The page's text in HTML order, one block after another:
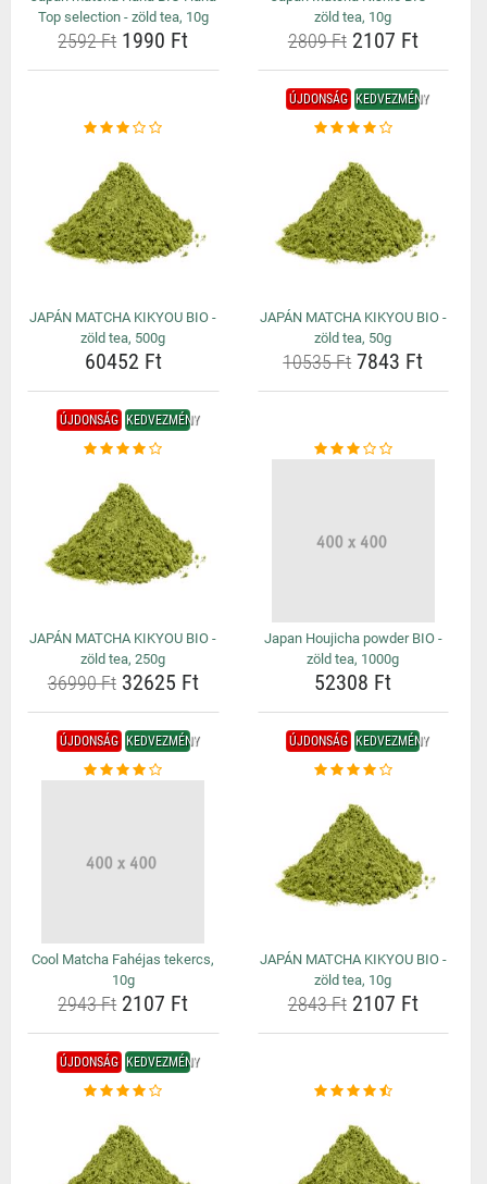
Top selection - zöld tea, 10g
2592 Ft1990 Ft
zöld tea, 10g
2809 Ft2107 Ft
JAPÁN MATCHA KIKYOU BIO -
zöld tea, 500g
60452 Ft
ÚJDONSÁG KEDVEZMÉNY
JAPÁN MATCHA KIKYOU BIO -
zöld tea, 50g
10535 Ft7843 Ft
ÚJDONSÁG KEDVEZMÉNY
JAPÁN MATCHA KIKYOU BIO -
zöld tea, 250g
36990 Ft32625 Ft
Japan Houjicha powder BIO -
zöld tea, 1000g
52308 Ft
ÚJDONSÁG KEDVEZMÉNY
Cool Matcha Fahéjas tekercs,
10g
2943 Ft2107 Ft
ÚJDONSÁG KEDVEZMÉNY
JAPÁN MATCHA KIKYOU BIO -
zöld tea, 10g
2843 Ft2107 Ft
ÚJDONSÁG KEDVEZMÉNY